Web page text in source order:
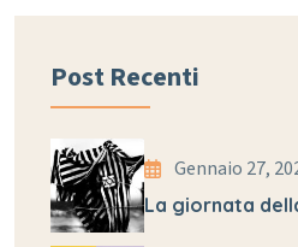
Post Recenti
Gennaio 27,
La giornata